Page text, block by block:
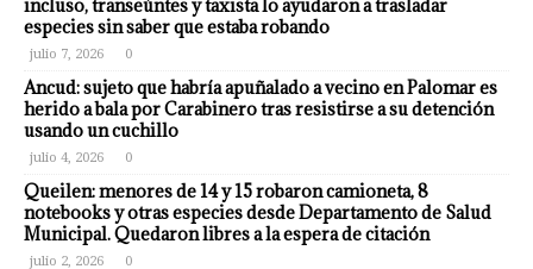
incluso, transeúntes y taxista lo ayudaron a trasladar
especies sin saber que estaba robando
julio 7, 2026 0
Ancud: sujeto que habría apuñalado a vecino en Palomar es
herido a bala por Carabinero tras resistirse a su detención
usando un cuchillo
julio 4, 2026 0
Queilen: menores de 14 y 15 robaron camioneta, 8
notebooks y otras especies desde Departamento de Salud
Municipal. Quedaron libres a la espera de citación
julio 2, 2026 0